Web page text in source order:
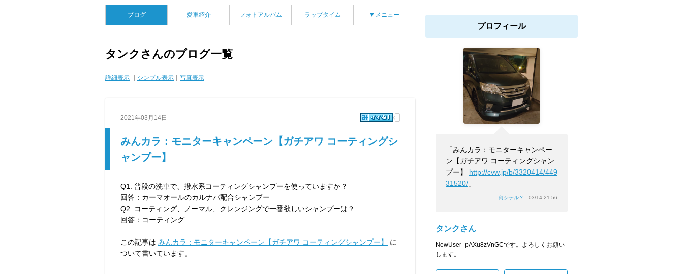
ブログ 愛車紹介 フォトアルバム ラップタイム ▼メニュー
タンクさんのブログ一覧
詳細表示 シンプル表示 写真表示
2021年03月14日
みんカラ：モニターキャンペーン【ガチアワ コーティングシ
ャンプー】
Q1. 普段の洗車で、撥水系コーティングシャンプーを使っていますか？
回答：カーマオールのカルナバ配合シャンプー
Q2. コーティング、ノーマル、クレンジングで一番欲しいシャンプーは？
回答：コーティング
この記事は みんカラ：モニターキャンペーン【ガチアワ コーティングシャンプー】
に
ついて書いています。
プロフィール
「みんカラ：モニターキャンペー
ン【ガチアワ コーティングシャン
プー】 http://cvw.jp/b/3320414/449
31520/ 」
何シテル？ 03/14 21:56
タンクさん
NewUser_pAXu8zVnGCです。よろしくお願い
します。